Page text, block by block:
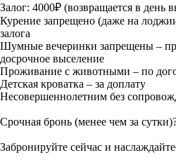
Залог: 4000₽ (возвращается в день
Курение запрещено (даже на
залога
Шумные вечеринки запрещены –
досрочное выселение
Проживание с животными – по
Детская кроватка – за доплату
Несовершеннолетним без
Срочная бронь (менее чем за
Забронируйте сейчас и